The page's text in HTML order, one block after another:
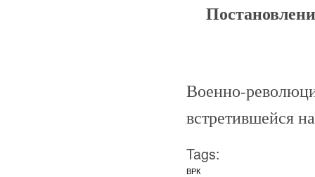
Военно-
встретившейся
Tags:
ВРК